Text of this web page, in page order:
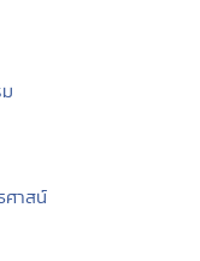
าสน์